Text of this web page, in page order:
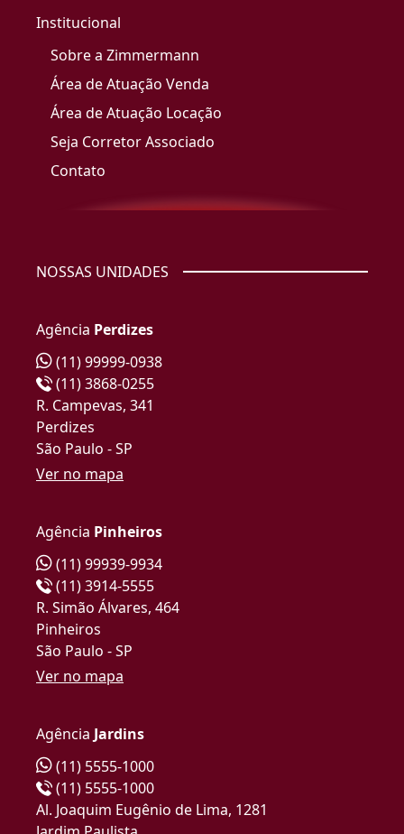
Institucional
Sobre a Zimmermann
Área de Atuação Venda
Área de Atuação Locação
Seja Corretor Associado
Contato
NOSSAS UNIDADES
Agência Perdizes
(11) 99999-0938
(11) 3868-0255
R. Campevas, 341
Perdizes
São Paulo - SP
Ver no mapa
Agência Pinheiros
(11) 99939-9934
(11) 3914-5555
R. Simão Álvares, 464
Pinheiros
São Paulo - SP
Ver no mapa
Agência Jardins
(11) 5555-1000
(11) 5555-1000
Al. Joaquim Eugênio de Lima, 1281